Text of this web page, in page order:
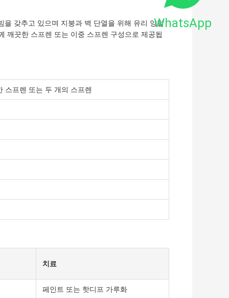
갖추고 있으며 지붕과 벽 단열을 위해 유리 양털
깨끗한 스프렌 또는 이중 스프렌 구성으로 제공됩
스프렌 또는 두 개의 스프렌
치료
페인트 또는 핫디프 가루화
WhatsApp